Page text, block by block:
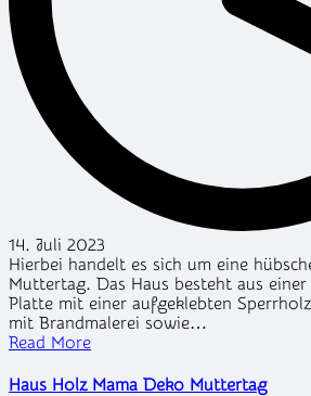
14. Juli 2023
Hierbei handelt es sich um eine
Muttertag. Das Haus besteht aus
Platte mit einer aufgeklebten
mit Brandmalerei sowie…
Read More
Haus Holz Mama Deko Muttertag